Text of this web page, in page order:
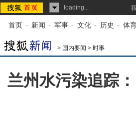
loading...
首页 - 新闻 - 军事 - 文化 - 历史 - 体育
> 国内要闻 > 时事
兰州水污染追踪